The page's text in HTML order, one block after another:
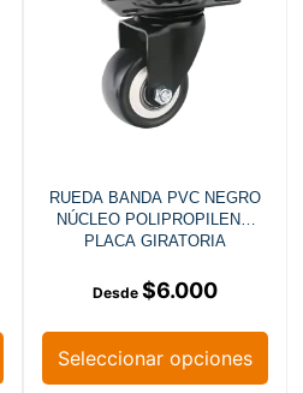
RUEDA BANDA PVC NEGRO
NÚCLEO POLIPROPILENO
PLACA GIRATORIA
$6.000
Seleccionar opciones